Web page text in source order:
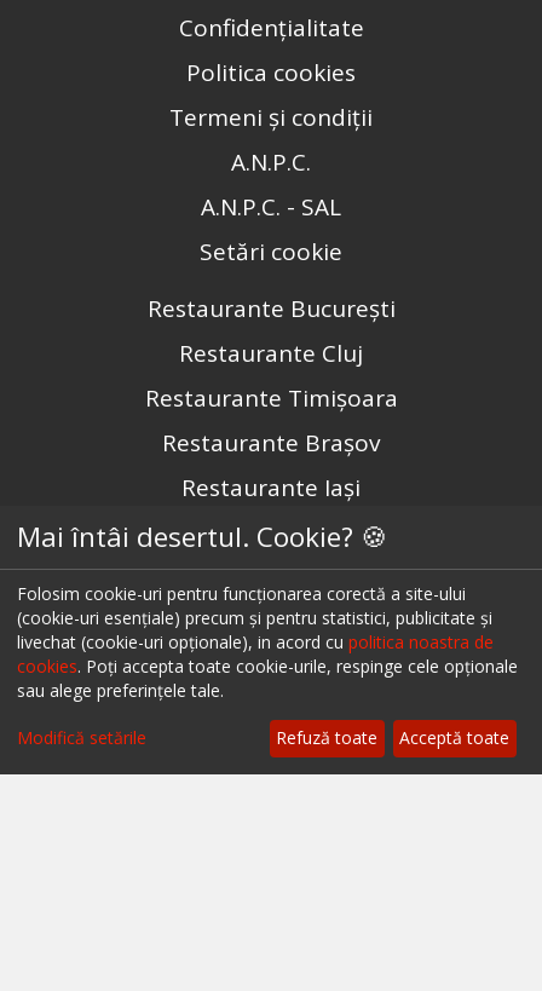
Confidențialitate
Politica cookies
Termeni și condiții
A.N.P.C.
A.N.P.C. - SAL
Setări cookie
Restaurante București
Restaurante Cluj
Restaurante Timișoara
Restaurante Brașov
Restaurante Iași
Restaurante Sibiu
Restaurante Valea Prahovei
Restaurante Litoral
Restaurante Bacău
Restaurante Suceava
Restaurante Oradea
Mai întâi desertul. Cookie? 🍪
Folosim cookie-uri pentru funcționarea corectă a site-ului
(cookie-uri esențiale) precum și pentru statistici, publicitate și
livechat (cookie-uri opționale), in acord cu politica noastra de
cookies. Poți accepta toate cookie-urile, respinge cele opționale
sau alege preferințele tale.
Modifică setările Refuză toate Acceptă toate